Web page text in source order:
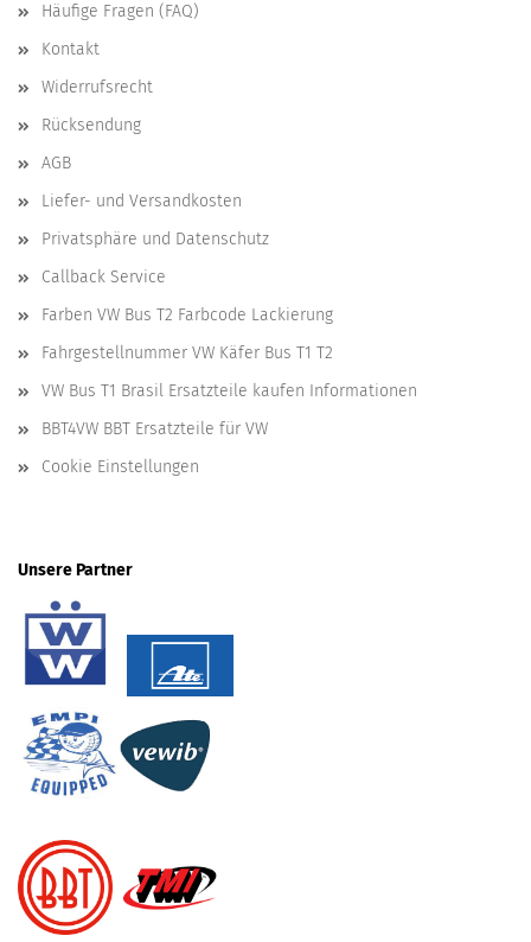
Häufige Fragen (FAQ)
Kontakt
Widerrufsrecht
Rücksendung
AGB
Liefer- und Versandkosten
Privatsphäre und Datenschutz
Callback Service
Farben VW Bus T2 Farbcode Lackierung
Fahrgestellnummer VW Käfer Bus T1 T2
VW Bus T1 Brasil Ersatzteile kaufen Informationen
BBT4VW BBT Ersatzteile für VW
Cookie Einstellungen
Unsere Partner